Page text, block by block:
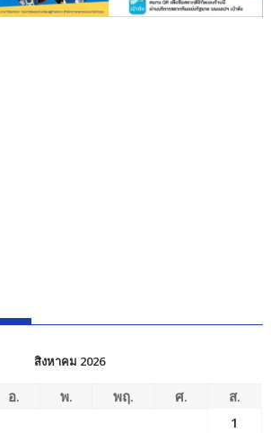
สิงหาคม 2026
อ. พ. พฤ. ศ.
ส.
1